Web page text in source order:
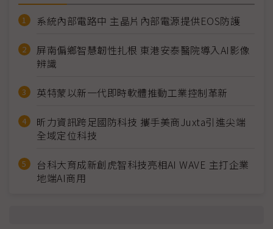
系統內部電路中 主晶片內部電源提供EOS防護
屏南偏鄉智慧韌性扎根 東港安泰醫院導入AI影像
辨識
英特蒙以新一代即時軟體推動工業控制革新
昕力資訊跨足國防科技 攜手美商Juxta引進尖端
全域定位科技
台科大育成新創虎智科技亮相AI WAVE 主打企業
地端AI商用